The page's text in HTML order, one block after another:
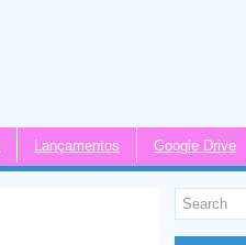
Lançamentos Google Drive